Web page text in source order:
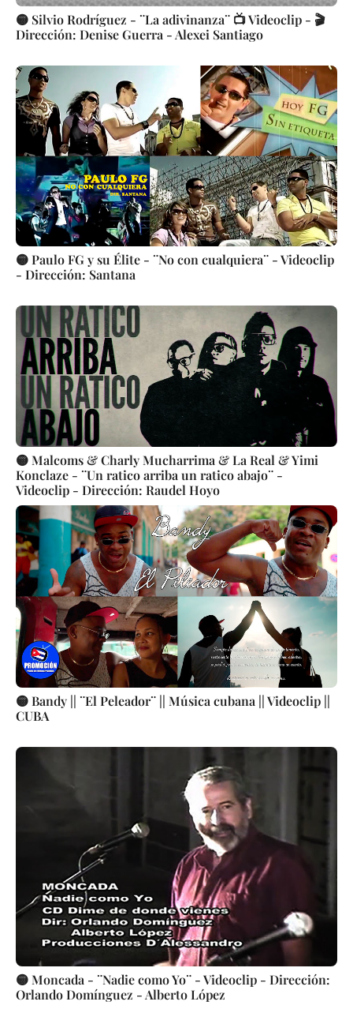
🟡 Silvio Rodríguez - ¨La adivinanza¨ 📺 Videoclip - 🎬
Dirección: Denise Guerra - Alexei Santiago
🟡 Paulo FG y su Élite - ¨No con cualquiera¨ - Videoclip
- Dirección: Santana
🟡 Malcoms & Charly Mucharrima & La Real & Yimi
Konclaze - ¨Un ratico arriba un ratico abajo¨ -
Videoclip - Dirección: Raudel Hoyo
🟡 Bandy || ¨El Peleador¨ || Música cubana || Videoclip ||
CUBA
🟡 Moncada - ¨Nadie como Yo¨ - Videoclip - Dirección:
Orlando Domínguez - Alberto López